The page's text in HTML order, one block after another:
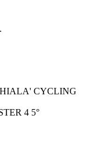
CYCLING
4 5°